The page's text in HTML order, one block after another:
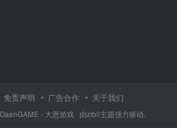
免责声明 广告合作 关于我们
DaenGAME - 大恩游戏 · 由zibll主题强力驱动.